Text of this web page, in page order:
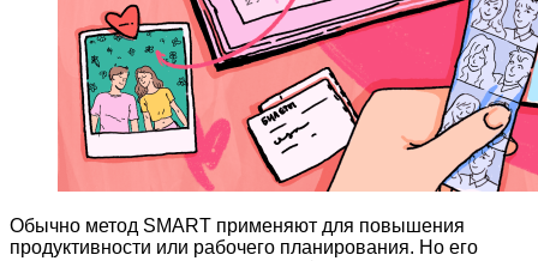
Обычно метод SMART применяют для повышения
продуктивности или рабочего планирования. Но его